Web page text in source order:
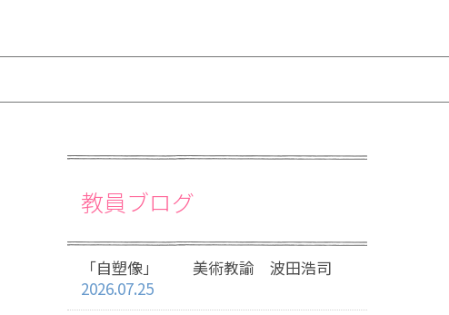
教員ブログ
「自塑像」 美術教諭 波田浩司
2026.07.25